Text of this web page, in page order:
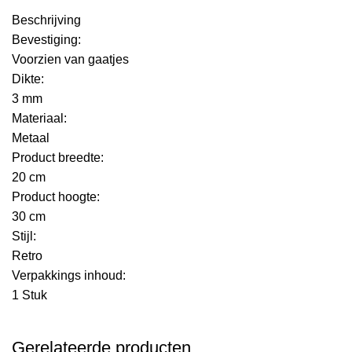
Beschrijving
Bevestiging:
Voorzien van gaatjes
Dikte:
3 mm
Materiaal:
Metaal
Product breedte:
20 cm
Product hoogte:
30 cm
Stijl:
Retro
Verpakkings inhoud:
1 Stuk
Gerelateerde producten